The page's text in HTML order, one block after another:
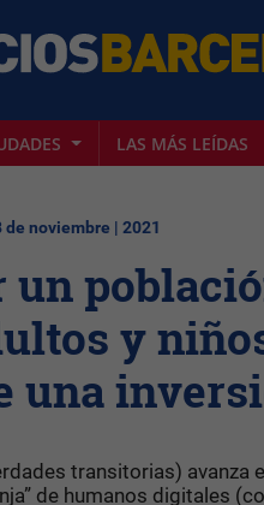
LAS MÁS LEÍDAS
de noviembre | 2021
un
y
una
transitorias)
de humanos digitales